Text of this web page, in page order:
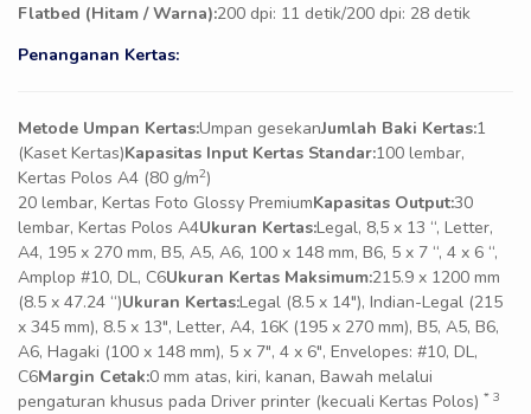
Flatbed (Hitam / Warna):200 dpi: 11 detik/200 dpi: 28 detik
Penanganan Kertas:
Metode Umpan Kertas:Umpan gesekanJumlah Baki Kertas:1
(Kaset Kertas)Kapasitas Input Kertas Standar:100 lembar,
Kertas Polos A4 (80 g/m2)
20 lembar, Kertas Foto Glossy PremiumKapasitas Output:30
lembar, Kertas Polos A4Ukuran Kertas:Legal, 8,5 x 13 “, Letter,
A4, 195 x 270 mm, B5, A5, A6, 100 x 148 mm, B6, 5 x 7 “, 4 x 6 “,
Amplop #10, DL, C6Ukuran Kertas Maksimum:215.9 x 1200 mm
(8.5 x 47.24 “)Ukuran Kertas:Legal (8.5 x 14″), Indian-Legal (215
x 345 mm), 8.5 x 13″, Letter, A4, 16K (195 x 270 mm), B5, A5, B6,
A6, Hagaki (100 x 148 mm), 5 x 7″, 4 x 6″, Envelopes: #10, DL,
C6Margin Cetak:0 mm atas, kiri, kanan, Bawah melalui
pengaturan khusus pada Driver printer (kecuali Kertas Polos) * 3